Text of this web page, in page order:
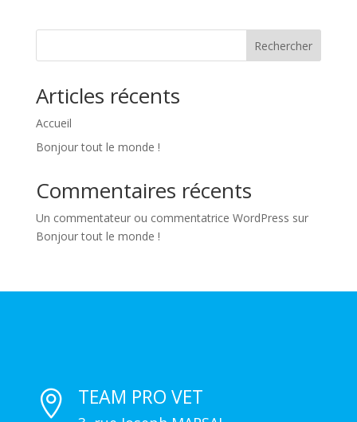
Rechercher
Articles récents
Accueil
Bonjour tout le monde !
Commentaires récents
Un commentateur ou commentatrice WordPress sur
Bonjour tout le monde !
 TEAM PRO VET